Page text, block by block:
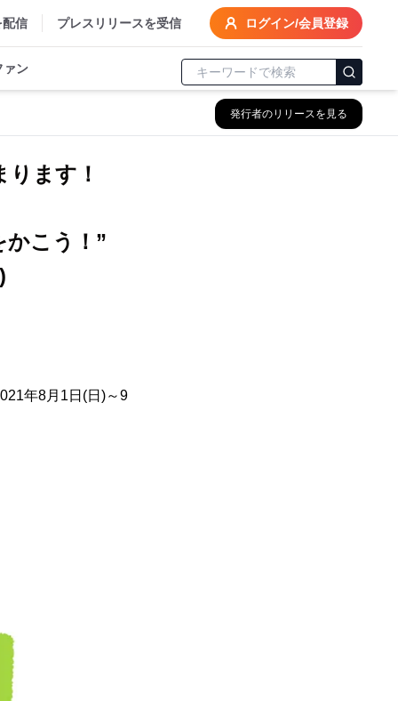
配信 プレスリリースを受信 ログイン/会員登録
ァン
発行者のリリースを見る
ます！
かこう！”
年8月1日(日)～9